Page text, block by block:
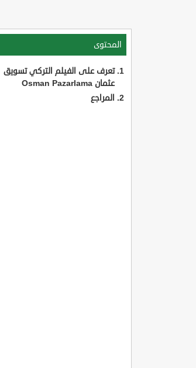
المحتوى
تعرف على الفيلم التركي تسويق
عثمان Osman Pazarlama
المراجع